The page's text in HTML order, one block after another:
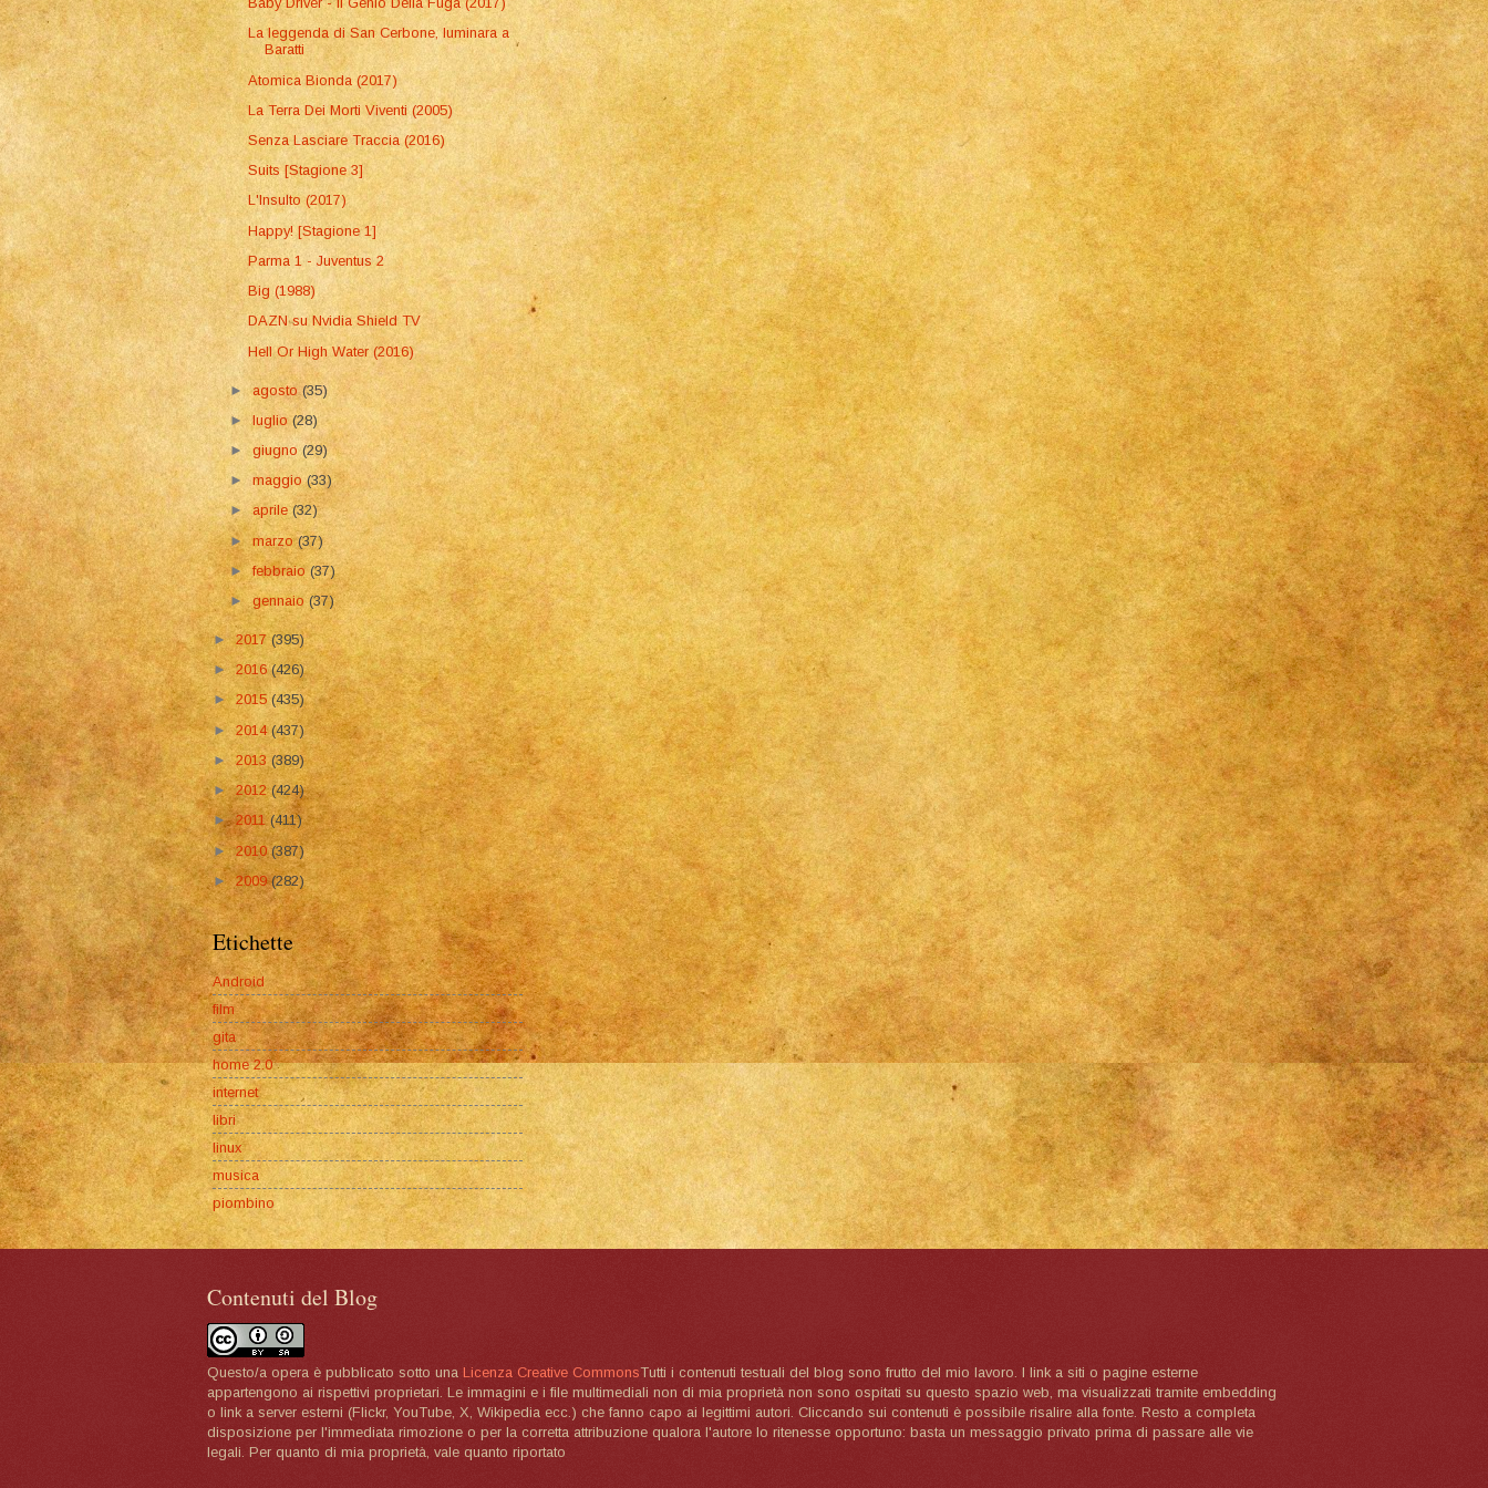
La leggenda di San Cerbone, luminara a
Baratti
Atomica Bionda (2017)
La Terra Dei Morti Viventi (2005)
Senza Lasciare Traccia (2016)
Suits [Stagione 3]
L'Insulto (2017)
Happy! [Stagione 1]
Parma 1 - Juventus 2
Big (1988)
DAZN su Nvidia Shield TV
Hell Or High Water (2016)
►agosto(35)
►luglio(28)
►giugno(29)
►maggio(33)
►aprile(32)
►marzo(37)
►febbraio (37)
►gennaio(37)
►2017(395)
►2016(426)
►2015 (435)
►2014(437)
►2013 (389)
►2012(424)
►2011(411)
►2010(387)
►2009(282)
Etichette
Android
film
gita
home 2.0
internet
libri
linux
musica
piombino
Contenuti del Blog
Questo/a opera è pubblicato sotto una Licenza Creative CommonsTutti i contenuti testuali del blog sono frutto del mio lavoro. I link a siti o pagine esterne
appartengono ai rispettivi proprietari. Le immagini e i file multimediali non di mia proprietà non sono ospitati su questo spazio web, ma visualizzati tramite embedding
o link a server esterni (Flickr, YouTube, X, Wikipedia ecc.) che fanno capo ai legittimi autori. Cliccando sui contenuti è possibile risalire alla fonte. Resto a completa
disposizione per l'immediata rimozione o per la corretta attribuzione qualora l'autore lo ritenesse opportuno: basta un messaggio privato prima di passare alle vie
legali. Per quanto di mia proprietà, vale quanto riportato